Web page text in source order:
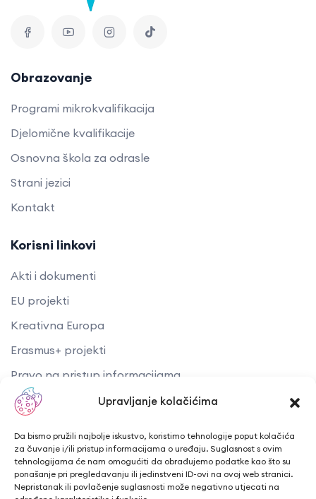
Upravljanje kolačićima
Da bismo pružili najbolje iskustvo, koristimo tehnologije poput kolačića
za čuvanje i/ili pristup informacijama o uređaju. Suglasnost s ovim
tehnologijama će nam omogućiti da obrađujemo podatke kao što su
ponašanje pri pregledavanju ili jedinstveni ID-ovi na ovoj web stranici.
Nepristanak ili povlačenje suglasnosti može negativno utjecati na
Obrazovanje
Programi mikrokvalifikacija
Djelomične kvalifikacije
Osnovna škola za odrasle
Strani jezici
Kontakt
Korisni linkovi
Akti i dokumenti
EU projekti
Kreativna Europa
Erasmus+ projekti
​​​​​​​Pravo na pristup informacijama
Arhiva objava
Kontaktirajte nas
Telefon: + 385 43 241 298
Email: info@cuk.hr